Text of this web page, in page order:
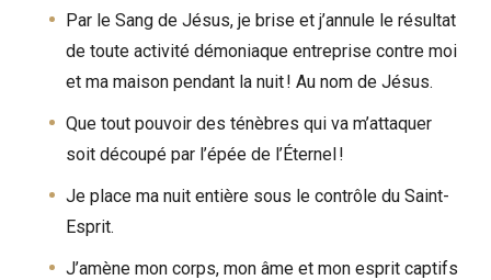
Par le Sang de Jésus, je brise et j’annule le résultat
de toute activité démoniaque entreprise contre moi
et ma maison pendant la nuit ! Au nom de Jésus.
Que tout pouvoir des ténèbres qui va m’attaquer
soit découpé par l’épée de l’Éternel !
Je place ma nuit entière sous le contrôle du Saint-
Esprit.
J’amène mon corps, mon âme et mon esprit captifs